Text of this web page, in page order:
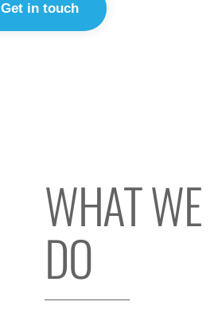
Get in touch
WHAT WE
DO